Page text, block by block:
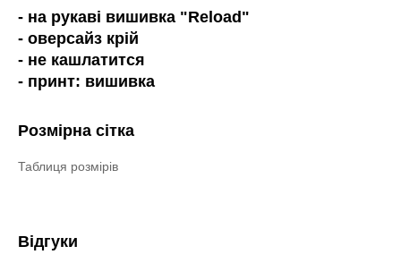
- на рукаві вишивка "Reload"
- оверсайз крій
- не кашлатится
- принт: вишивка
Розмірна сітка
Таблиця розмірів
Відгуки